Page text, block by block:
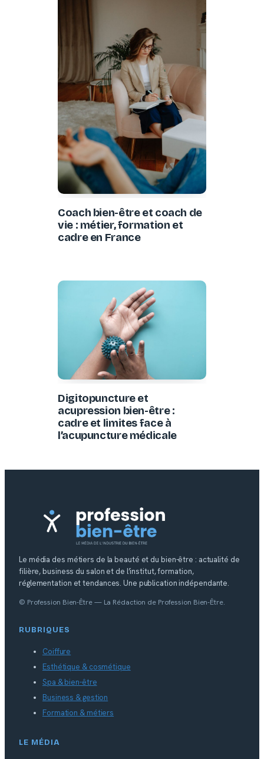
Coach bien-être et coach de
vie : métier, formation et
cadre en France
Digitopuncture et
acupression bien-être :
cadre et limites face à
l’acupuncture médicale
Le média des métiers de la beauté et du bien-être : actualité de
filière, business du salon et de l’institut, formation,
réglementation et tendances. Une publication indépendante.
© Profession Bien-Être — La Rédaction de Profession Bien-Être.
RUBRIQUES
Coiffure
Esthétique & cosmétique
Spa & bien-être
Business & gestion
Formation & métiers
LE MÉDIA